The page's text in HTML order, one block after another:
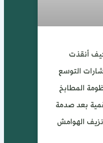
التوسع
المطابخ
بعد صدمة
الهوامش